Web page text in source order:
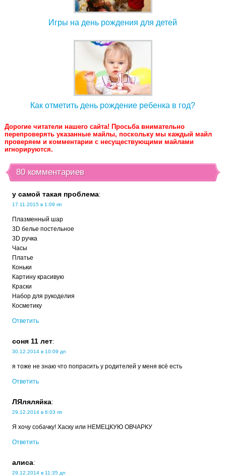
Игры на день рождения для детей
Как отметить день рождение ребенка в год?
Дорогие читатели нашего сайта! Просьба внимательно
перепроверять указанные майлы, поскольку мы каждый майл
проверяем и комментарии с несуществующими майлами
игнорируются.
80 комментариев
у самой такая проблема:
17.11.2015 в 1:09 пп
Плазменный шар
3D белье постельное
3D ручка
Часы
Платье
Коньки
Картину красивую
Краски
Набор для рукоделия
Косметику
Ответить
соня 11 лет:
30.12.2014 в 10:09 дп
я тоже не знаю что попрасить у родителей у меня всё есть
Ответить
ЛЯляляйка:
29.12.2014 в 6:03 пп
Я хочу собачку! Хаску или НЕМЕЦКУЮ ОВЧАРКУ
Ответить
алиса:
29.12.2014 в 11:35 дп